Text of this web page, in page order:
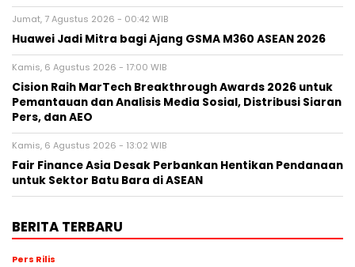
Jumat, 7 Agustus 2026 - 00:42 WIB
Huawei Jadi Mitra bagi Ajang GSMA M360 ASEAN 2026
Kamis, 6 Agustus 2026 - 17:00 WIB
Cision Raih MarTech Breakthrough Awards 2026 untuk
Pemantauan dan Analisis Media Sosial, Distribusi Siaran
Pers, dan AEO
Kamis, 6 Agustus 2026 - 13:02 WIB
Fair Finance Asia Desak Perbankan Hentikan Pendanaan
untuk Sektor Batu Bara di ASEAN
BERITA TERBARU
Pers Rilis